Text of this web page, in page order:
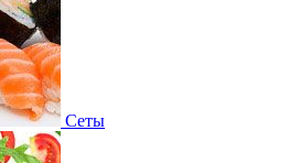
Сеты